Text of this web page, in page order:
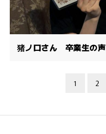
猪ノ口さん 卒業生の声
1 2